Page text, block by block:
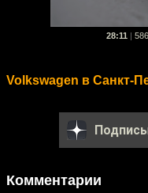
28:11
Volkswagen в Санкт-
Комментарии